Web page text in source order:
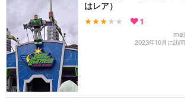
はレア）
★★★ ★★ 1
mei
2023年10月に訪問